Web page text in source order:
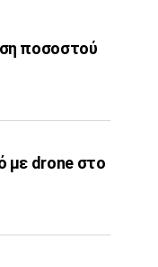
ποσοστού
με drone στο